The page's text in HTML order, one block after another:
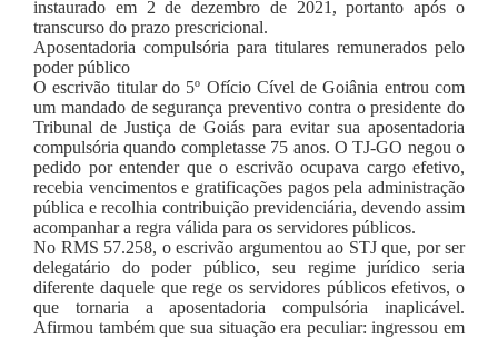
instaurado em 2 de dezembro de 2021, portanto após o
transcurso do prazo prescricional.
Aposentadoria compulsória para titulares remunerados pelo
poder público
O escrivão titular do 5º Ofício Cível de Goiânia entrou com
um mandado de segurança preventivo contra o presidente do
Tribunal de Justiça de Goiás para evitar sua aposentadoria
compulsória quando completasse 75 anos. O TJ-GO negou o
pedido por entender que o escrivão ocupava cargo efetivo,
recebia vencimentos e gratificações pagos pela administração
pública e recolhia contribuição previdenciária, devendo assim
acompanhar a regra válida para os servidores públicos.
No RMS 57.258, o escrivão argumentou ao STJ que, por ser
delegatário do poder público, seu regime jurídico seria
diferente daquele que rege os servidores públicos efetivos, o
que tornaria a aposentadoria compulsória inaplicável.
Afirmou também que sua situação era peculiar: ingressou em